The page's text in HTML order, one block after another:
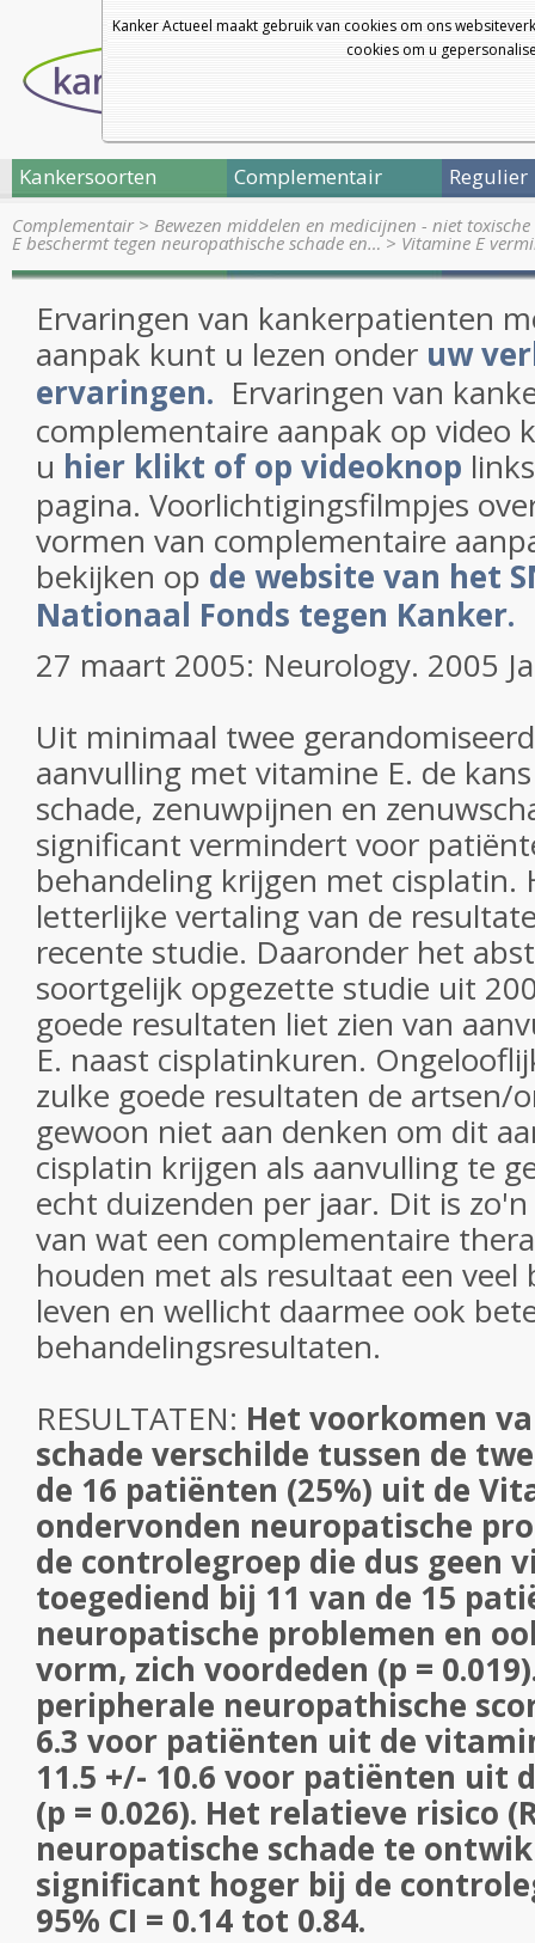
Kanker Actueel maakt gebruik van cookies om ons
cookies om u
Kankersoorten Complementair Regulier
Complementair> Bewezen middelen en medicijnen - niet
E beschermt tegen neuropathische schade en…> Vitamine E
Ervaringen van kankerpatienten
aanpak kunt u lezen onder uw
ervaringen. Ervaringen van
complementaire aanpak op video
u hier klikt of op videoknop
pagina. Voorlichtigingsfilmpjes
vormen van complementaire
bekijken op de website van het
Nationaal Fonds tegen Kanker.
27 maart 2005: Neurology. 2005
Uit minimaal twee
aanvulling met vitamine E. de
schade, zenuwpijnen en
significant vermindert voor
behandeling krijgen met cisplatin.
letterlijke vertaling van de
recente studie. Daaronder het
soortgelijk opgezette studie uit
goede resultaten liet zien van
E. naast cisplatinkuren.
zulke goede resultaten de artsen/
gewoon niet aan denken om dit
cisplatin krijgen als aanvulling te
echt duizenden per jaar. Dit is
van wat een complementaire
houden met als resultaat een
leven en wellicht daarmee ook
behandelingsresultaten.
RESULTATEN: Het voorkomen
schade verschilde tussen de
de 16 patiënten (25%) uit de
ondervonden neuropatische
de controlegroep die dus geen
toegediend bij 11 van de 15
neuropatische problemen en
vorm, zich voordeden (p =
peripherale neuropathische
6.3 voor patiënten uit de
11.5 +/- 10.6 voor patiënten uit
(p = 0.026). Het relatieve risico
neuropatische schade te
significant hoger bij de
95% CI = 0.14 tot 0.84.